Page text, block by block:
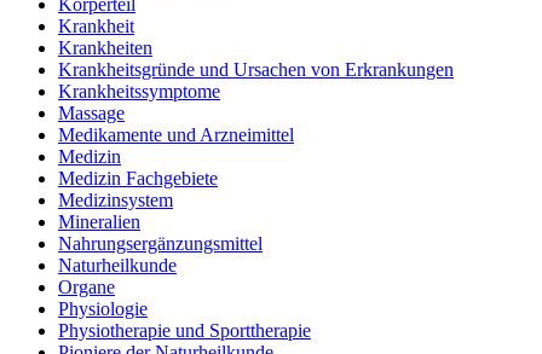
Krankheit
Krankheiten
Krankheitsgründe und Ursachen von Erkrankungen
Krankheitssymptome
Massage
Medikamente und Arzneimittel
Medizin
Medizin Fachgebiete
Medizinsystem
Mineralien
Nahrungsergänzungsmittel
Naturheilkunde
Organe
Physiologie
Physiotherapie und Sporttherapie